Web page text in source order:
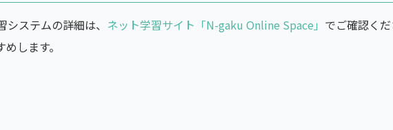
ステムの詳細は、 ネット学習サイト「N-gaku Online Space」 でご確認く
します。